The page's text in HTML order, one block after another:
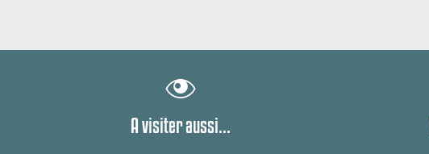
A visiter aussi...